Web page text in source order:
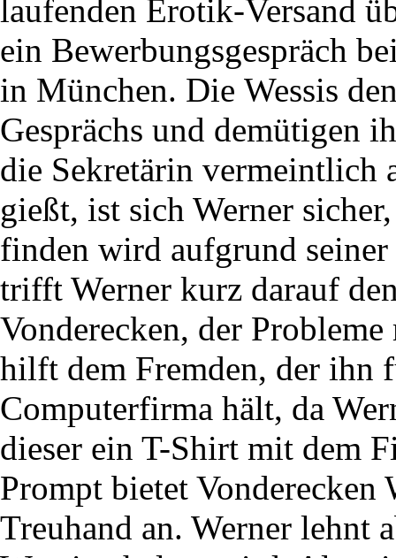
laufenden Erotik-Versand
ein Bewerbungsgespräch
in München. Die Wessis
Gesprächs und demütigen
die Sekretärin vermeintlich
gießt, ist sich Werner
finden wird aufgrund
trifft Werner kurz darauf
Vonderecken, der
hilft dem Fremden, der ihn
Computerfirma hält, da
dieser ein T-Shirt mit dem
Prompt bietet Vonderecken
Treuhand an. Werner lehnt